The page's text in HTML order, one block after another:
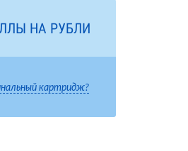
НА РУБЛИ
картридж?